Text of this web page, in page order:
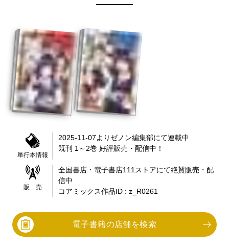
単行本情報
2025-11-07より ゼノン編集部にて連載中
既刊 1～2巻 好評販売・配信中！
販 売
全国書店・電子書店111ストアにて絶賛販売・配
信中
コアミックス作品ID : z_R0261
電子書籍の店舗を検索